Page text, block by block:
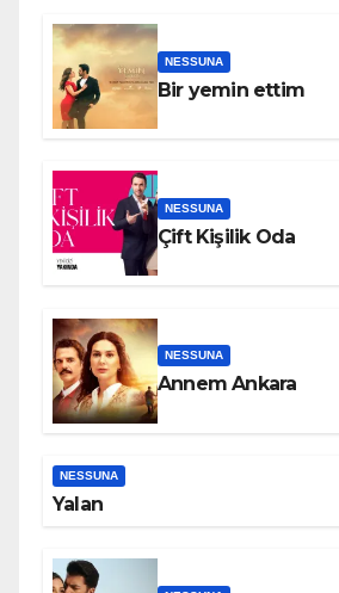
NESSUNA
Bir yemin ettim
NESSUNA
Çift Kişilik Oda
NESSUNA
Annem Ankara
NESSUNA
Yalan